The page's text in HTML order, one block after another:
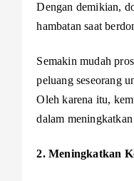
Dengan demikian,
hambatan saat
Semakin mudah
peluang seseorang
Oleh karena itu,
dalam
2. Meningkatkan